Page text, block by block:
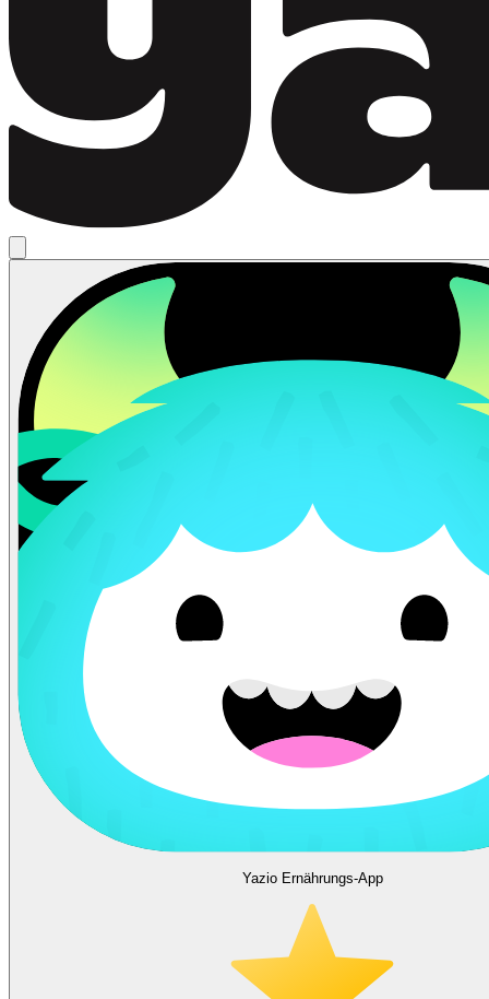
Yazio Ernährungs-App